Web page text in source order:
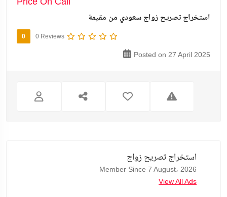
استخراج تصريح زواج سعودي من مقيمة
0 0 Reviews
Posted on 27 April 2025
استخراج تصريح زواج
Member Since 7 August، 2026
View All Ads